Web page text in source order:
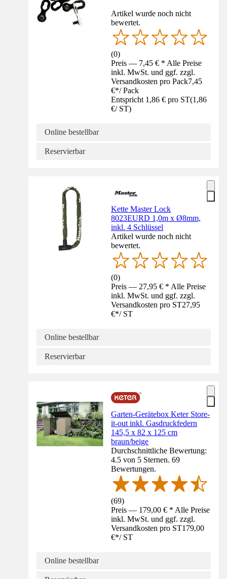
Artikel wurde noch nicht
bewertet.
(0)
Preis — 7,45 € * Alle Preise
inkl. MwSt. und ggf. zzgl.
Versandkosten pro Pack7,45
€*/ Pack
Entspricht 1,86 € pro ST(1,86
€/ ST)
Online bestellbar
Reservierbar
Kette Master Lock
8023EURD 1,0m x Ø8mm,
inkl. 4 Schlüssel
Artikel wurde noch nicht
bewertet.
(0)
Preis — 27,95 € * Alle Preise
inkl. MwSt. und ggf. zzgl.
Versandkosten pro ST27,95
€*/ ST
Online bestellbar
Reservierbar
Garten-Gerätebox Keter Store-
it-out inkl. Gasdruckfedern
145,5 x 82 x 125 cm
braun/beige
Durchschnittliche Bewertung:
4.5 von 5 Sternen. 69
Bewertungen.
(69)
Preis — 179,00 € * Alle Preise
inkl. MwSt. und ggf. zzgl.
Versandkosten pro ST179,00
€*/ ST
Online bestellbar